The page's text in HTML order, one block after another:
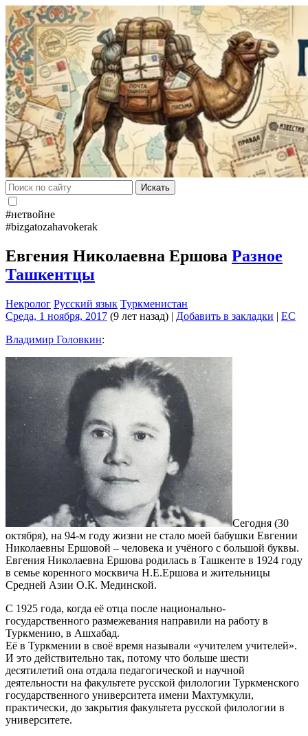
Искать
#нетвойне
#bizgatozahavokerak
Евгения Николаевна Ершова Разное
Ташкентцы
Некролог Русский язык Туркменистан
Среда, 1 ноября, 2017 (9 лет назад) | Добавить в закладки | EC
Владимир Головкин:
Сегодня (30
октября), на 94-м году жизни не стало моей бабушки Евгении
Николаевны Ершовой – человека и учёного с большой буквы.
Евгения Николаевна Ершова родилась в Ташкенте в 1924 году
в семье коренного москвича Н.Е.Ершова и жительницы
Средней Азии О.К. Мединской.
С 1925 года, когда её отца после национально-
государственного размежевания направили на работу в
Туркмению, в Ашхабад.
Её в Туркмении в своё время называли «учителем учителей».
И это действительно так, потому что больше шести
десятилетий она отдала педагогической и научной
деятельности на факультете русской филологии Туркменского
государственного университета имени Махтумкули,
практически, до закрытия факультета русской филологии в
университете.